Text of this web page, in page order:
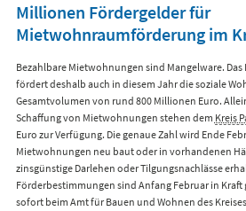
Millionen Fördergelder für
Mietwohnraumförderung im
Bezahlbare Mietwohnungen sind Mangelware.
fördert deshalb auch in diesem Jahr die soziale
Gesamtvolumen von rund 800 Millionen Euro.
Schaffung von Mietwohnungen stehen dem Kreis
Euro zur Verfügung. Die genaue Zahl wird Ende
Mietwohnungen neu baut oder in vorhandenen
zinsgünstige Darlehen oder Tilgungsnachlässe
Förderbestimmungen sind Anfang Februar in
sofort beim Amt für Bauen und Wohnen des